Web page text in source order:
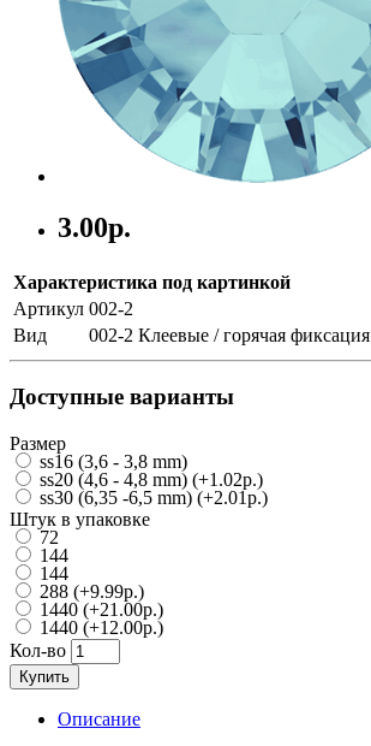
3.00р.
Характеристика под картинкой
Артикул 002-2
Вид
002-2 Клеевые / горячая фиксация
Доступные варианты
Размер
ss16 (3,6 - 3,8 mm)
ss20 (4,6 - 4,8 mm) (+1.02р.)
ss30 (6,35 -6,5 mm) (+2.01р.)
Штук в упаковке
72
144
144
288 (+9.99р.)
1440 (+21.00р.)
1440 (+12.00р.)
Кол-во
Купить
Описание